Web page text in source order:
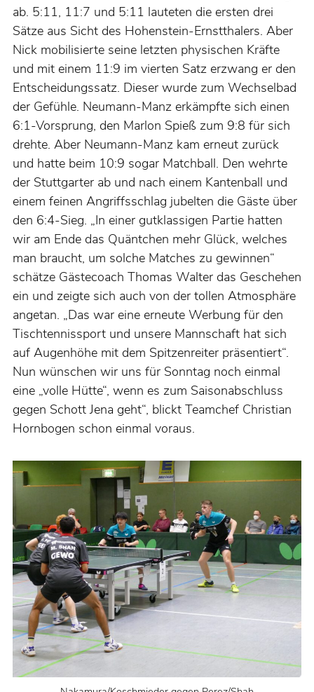
ab. 5:11, 11:7 und 5:11 lauteten die ersten drei
Sätze aus Sicht des Hohenstein-Ernstthalers. Aber
Nick mobilisierte seine letzten physischen Kräfte
und mit einem 11:9 im vierten Satz erzwang er den
Entscheidungssatz. Dieser wurde zum Wechselbad
der Gefühle. Neumann-Manz erkämpfte sich einen
6:1-Vorsprung, den Marlon Spieß zum 9:8 für sich
drehte. Aber Neumann-Manz kam erneut zurück
und hatte beim 10:9 sogar Matchball. Den wehrte
der Stuttgarter ab und nach einem Kantenball und
einem feinen Angriffsschlag jubelten die Gäste über
den 6:4-Sieg. „In einer gutklassigen Partie hatten
wir am Ende das Quäntchen mehr Glück, welches
man braucht, um solche Matches zu gewinnen“
schätze Gästecoach Thomas Walter das Geschehen
ein und zeigte sich auch von der tollen Atmosphäre
angetan. „Das war eine erneute Werbung für den
Tischtennissport und unsere Mannschaft hat sich
auf Augenhöhe mit dem Spitzenreiter präsentiert“.
Nun wünschen wir uns für Sonntag noch einmal
eine „volle Hütte“, wenn es zum Saisonabschluss
gegen Schott Jena geht“, blickt Teamchef Christian
Hornbogen schon einmal voraus.